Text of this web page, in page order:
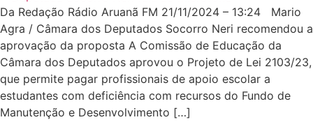
Da Redação Rádio Aruanã FM 21/11/2024 – 13:24 Mario
Agra / Câmara dos Deputados Socorro Neri recomendou a
aprovação da proposta A Comissão de Educação da
Câmara dos Deputados aprovou o Projeto de Lei 2103/23,
que permite pagar profissionais de apoio escolar a
estudantes com deficiência com recursos do Fundo de
Manutenção e Desenvolvimento […]